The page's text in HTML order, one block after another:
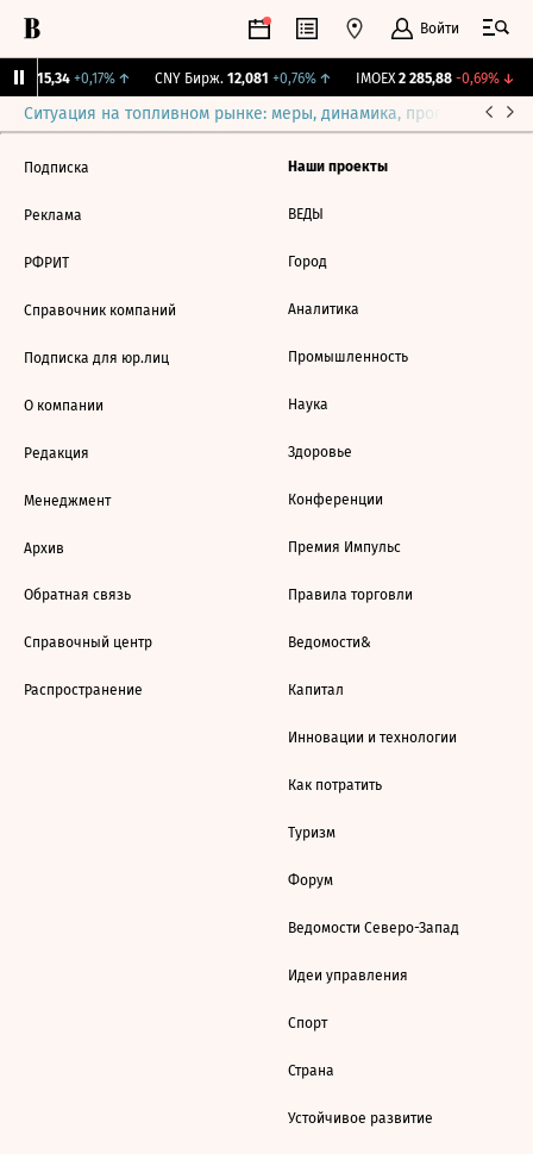
Войти
115,34 +0,17%↑ CNY Бирж. 12,081 +0,76%↑ IMOEX 2 285,88 -0,69%↓
Ситуация на топливном рынке: меры, динамика, прогнозы
Подписка
Реклама
РФРИТ
Справочник компаний
Подписка для юр.лиц
О компании
Редакция
Менеджмент
Архив
Обратная связь
Справочный центр
Распространение
Наши проекты
ВЕДЫ
Город
Аналитика
Промышленность
Наука
Здоровье
Конференции
Премия Импульс
Правила торговли
Ведомости&
Капитал
Инновации и технологии
Как потратить
Туризм
Форум
Ведомости Северо-Запад
Идеи управления
Спорт
Страна
Устойчивое развитие